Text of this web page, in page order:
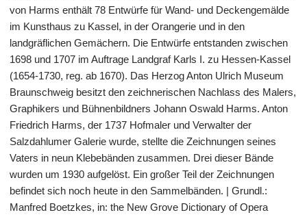
von Harms enthält 78 Entwürfe für Wand- und Deckengemälde
im Kunsthaus zu Kassel, in der Orangerie und in den
landgräflichen Gemächern. Die Entwürfe entstanden zwischen
1698 und 1707 im Auftrage Landgraf Karls I. zu Hessen-Kassel
(1654-1730, reg. ab 1670). Das Herzog Anton Ulrich Museum
Braunschweig besitzt den zeichnerischen Nachlass des Malers,
Graphikers und Bühnenbildners Johann Oswald Harms. Anton
Friedrich Harms, der 1737 Hofmaler und Verwalter der
Salzdahlumer Galerie wurde, stellte die Zeichnungen seines
Vaters in neun Klebebänden zusammen. Drei dieser Bände
wurden um 1930 aufgelöst. Ein großer Teil der Zeichnungen
befindet sich noch heute in den Sammelbänden. | Grundl.:
Manfred Boetzkes, in: the New Grove Dictionary of Opera